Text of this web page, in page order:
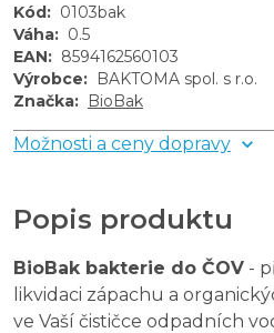
Kód: 0103bak
Váha: 0.5
EAN: 8594162560103
Výrobce: BAKTOMA spol. s r.o.
Značka: BioBak
Možnosti a ceny dopravy
Popis produktu
BioBak bakterie do ČOV -
likvidaci zápachu a
ve Vaší čističce odpadních